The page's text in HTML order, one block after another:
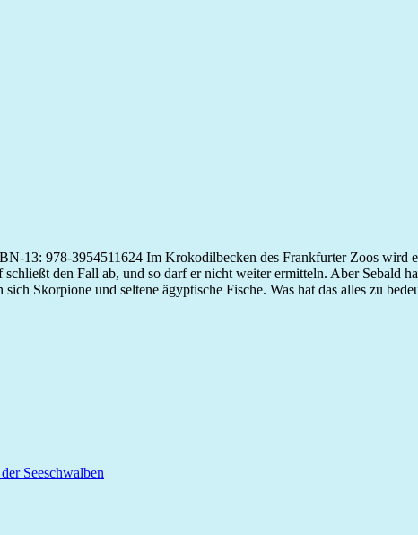
13: 978-3954511624 Im Krokodilbecken des Frankfurter Zoos wird
den Fall ab, und so darf er nicht weiter ermitteln. Aber Sebald
Skorpione und seltene ägyptische Fische. Was hat das alles zu
Seeschwalben